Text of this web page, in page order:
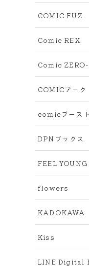
COMIC FUZ
Comic REX
Comic
COMICアーク
comicブースト
DPNブックス
FEEL YOUNG
flowers
KADOKAWA
Kiss
LINE Digital